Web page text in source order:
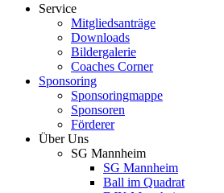
Service
Mitgliedsanträge
Downloads
Bildergalerie
Coaches Corner
Sponsoring
Sponsoringmappe
Sponsoren
Förderer
Über Uns
SG Mannheim
SG Mannheim
Ball im Quadrat